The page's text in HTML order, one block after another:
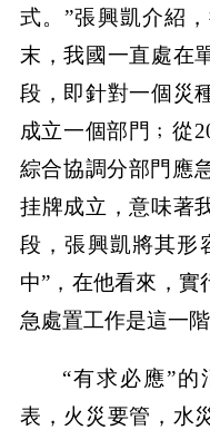
式。”張興凱介紹
末，我國一直處在
段，即針對一個災
成立一個部門﹔從
綜合協調分部門應
挂牌成立，意味著
段，張興凱將其形
中”，在他看來，
急處置工作是這一階
“有求必應”
表，火災要管，水